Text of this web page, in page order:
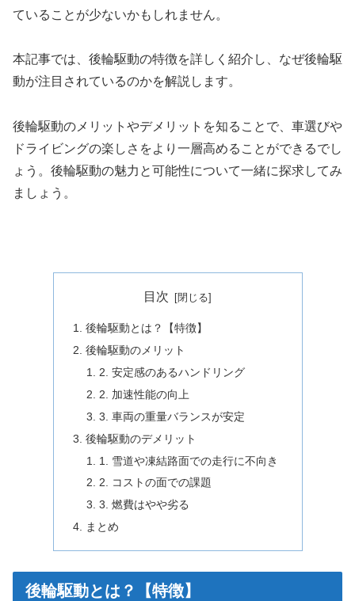
ていることが少ないかもしれません。
本記事では、後輪駆動の特徴を詳しく紹介し、なぜ後輪駆
動が注目されているのかを解説します。
後輪駆動のメリットやデメリットを知ることで、車選びや
ドライビングの楽しさをより一層高めることができるでし
ょう。後輪駆動の魅力と可能性について一緒に探求してみ
ましょう。
目次
後輪駆動とは？【特徴】
後輪駆動のメリット
2. 安定感のあるハンドリング
2. 加速性能の向上
3. 車両の重量バランスが安定
後輪駆動のデメリット
1. 雪道や凍結路面での走行に不向き
2. コストの面での課題
3. 燃費はやや劣る
まとめ
後輪駆動とは？【特徴】